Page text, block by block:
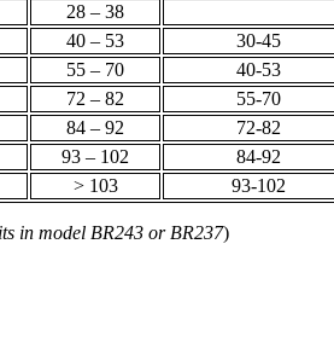
28 – 38
40 – 53
30-45
55 – 70
40-53
72 – 82
55-70
84 – 92
72-82
93 – 102
84-92
> 103 93-102
in model BR243 or BR237)